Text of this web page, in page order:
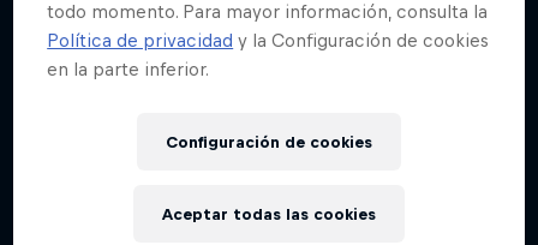
todo momento. Para mayor información, consulta la
Política de privacidad y la Configuración de cookies
en la parte inferior.
Configuración de cookies
Aceptar todas las cookies